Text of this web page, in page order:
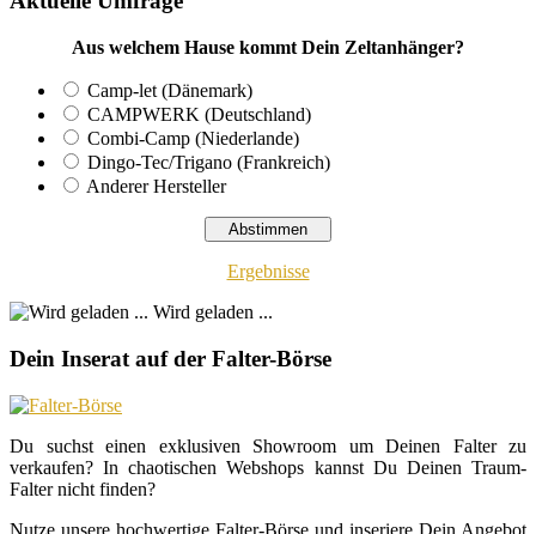
Aus welchem Hause kommt Dein Zeltanhänger?
Camp-let (Dänemark)
CAMPWERK (Deutschland)
Combi-Camp (Niederlande)
Dingo-Tec/Trigano (Frankreich)
Anderer Hersteller
Ergebnisse
Wird geladen ...
Dein Inserat auf der Falter-Börse
Du suchst einen exklusiven Showroom um Deinen Falter zu
verkaufen? In chaotischen Webshops kannst Du Deinen Traum-
Falter nicht finden?
Nutze unsere hochwertige Falter-Börse und inseriere Dein Angebot